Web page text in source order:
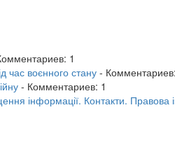
1
час воєнного стану -
- Комментариев: 1
інформації. Контакти. Правова